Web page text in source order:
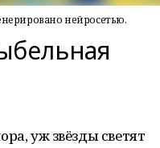
нейросетью.
уж звёзды светят